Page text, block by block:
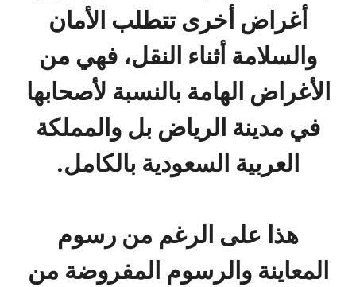
أغراض أخرى تتطلب الأمان
والسلامة أثناء النقل، فهي من
الأغراض الهامة بالنسبة لأصحابها
في مدينة الرياض بل والمملكة
العربية السعودية بالكامل.
هذا على الرغم من رسوم
المعاينة والرسوم المفروضة من